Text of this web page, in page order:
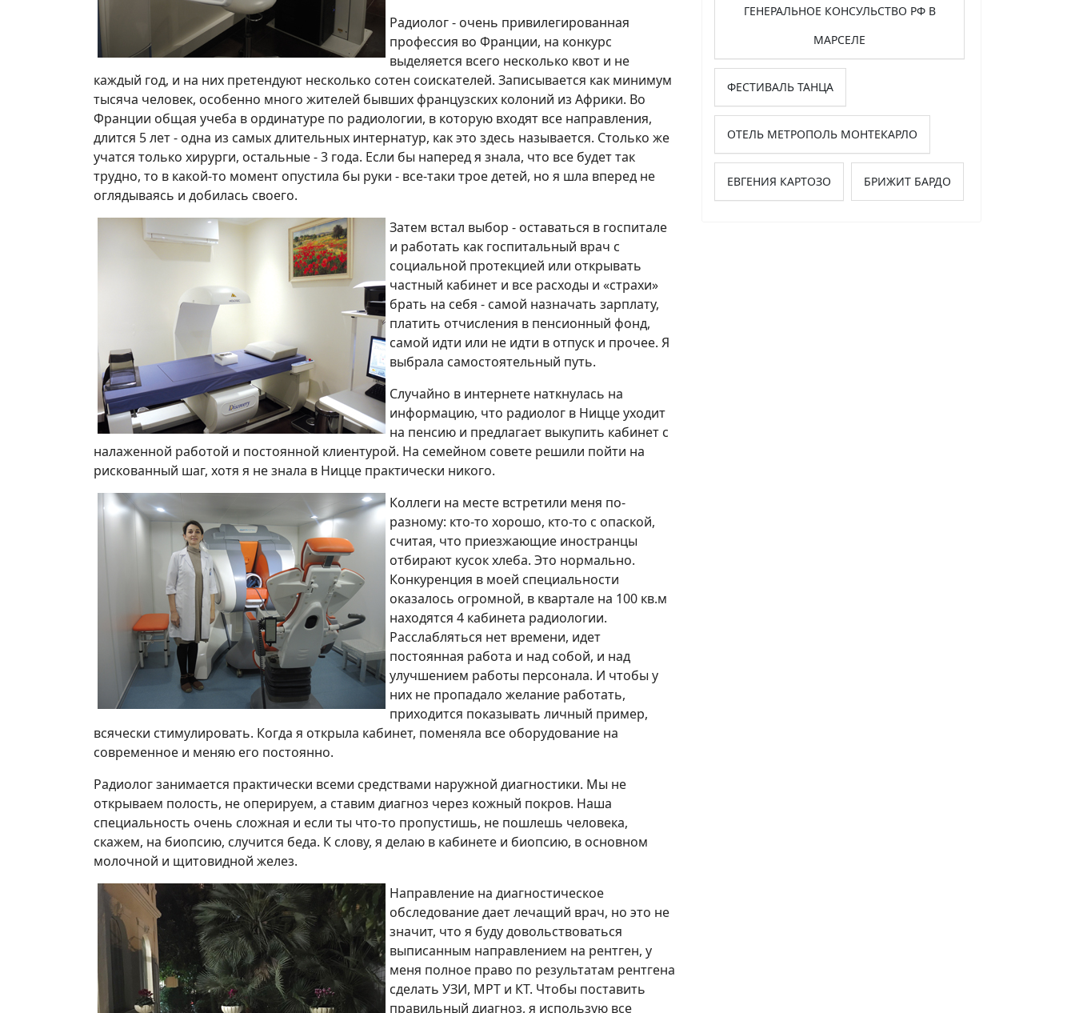
Радиолог - очень привилегированная
профессия во Франции, на конкурс
выделяется всего несколько квот и не
каждый год, и на них претендуют несколько сотен соискателей. Записывается как минимум
тысяча человек, особенно много жителей бывших французских колоний из Африки. Во
Франции общая учеба в ординатуре по радиологии, в которую входят все направления,
длится 5 лет - одна из самых длительных интернатур, как это здесь называется. Столько же
учатся только хирурги, остальные - 3 года. Если бы наперед я знала, что все будет так
трудно, то в какой-то момент опустила бы руки - все-таки трое детей, но я шла вперед не
оглядываясь и добилась своего.
Затем встал выбор - оставаться в госпитале
и работать как госпитальный врач с
социальной протекцией или открывать
частный кабинет и все расходы и «страхи»
брать на себя - самой назначать зарплату,
платить отчисления в пенсионный фонд,
самой идти или не идти в отпуск и прочее. Я
выбрала самостоятельный путь.
Случайно в интернете наткнулась на
информацию, что радиолог в Ницце уходит
на пенсию и предлагает выкупить кабинет с
налаженной работой и постоянной клиентурой. На семейном совете решили пойти на
рискованный шаг, хотя я не знала в Ницце практически никого.
Коллеги на месте встретили меня по-
разному: кто-то хорошо, кто-то с опаской,
считая, что приезжающие иностранцы
отбирают кусок хлеба. Это нормально.
Конкуренция в моей специальности
оказалось огромной, в квартале на 100 кв.м
находятся 4 кабинета радиологии.
Расслабляться нет времени, идет
постоянная работа и над собой, и над
улучшением работы персонала. И чтобы у
них не пропадало желание работать,
приходится показывать личный пример,
всячески стимулировать. Когда я открыла кабинет, поменяла все оборудование на
современное и меняю его постоянно.
Радиолог занимается практически всеми средствами наружной диагностики. Мы не
открываем полость, не оперируем, а ставим диагноз через кожный покров. Наша
специальность очень сложная и если ты что-то пропустишь, не пошлешь человека,
скажем, на биопсию, случится беда. К слову, я делаю в кабинете и биопсию, в основном
молочной и щитовидной желез.
Направление на диагностическое
обследование дает лечащий врач, но это не
значит, что я буду довольствоваться
выписанным направлением на рентген, у
меня полное право по результатам рентгена
сделать УЗИ, МРТ и КТ. Чтобы поставить
правильный диагноз, я использую все
ГЕНЕРАЛЬНОЕ КОНСУЛЬСТВО РФ В
МАРСЕЛЕ
ФЕСТИВАЛЬ ТАНЦА
ОТЕЛЬ МЕТРОПОЛЬ МОНТЕКАРЛО
ЕВГЕНИЯ КАРТОЗО БРИЖИТ БАРДО